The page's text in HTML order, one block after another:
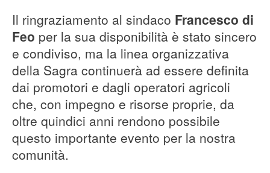
Il ringraziamento al sindaco Francesco di
Feo per la sua disponibilità è stato sincero
e condiviso, ma la linea organizzativa
della Sagra continuerà ad essere definita
dai promotori e dagli operatori agricoli
che, con impegno e risorse proprie, da
oltre quindici anni rendono possibile
questo importante evento per la nostra
comunità.